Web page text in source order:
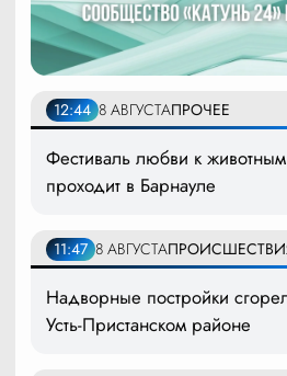
12:44 8 АВГУСТАПРОЧЕЕ
Фестиваль любви к
проходит в Барнауле
11:47 8 АВГУСТА
Надворные постройки
Усть-Пристанском районе